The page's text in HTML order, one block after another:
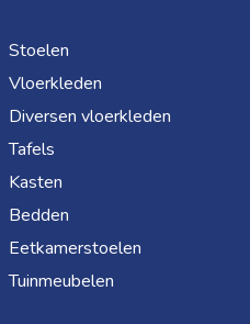
Stoelen
Vloerkleden
Diversen vloerkleden
Tafels
Kasten
Bedden
Eetkamerstoelen
Tuinmeubelen